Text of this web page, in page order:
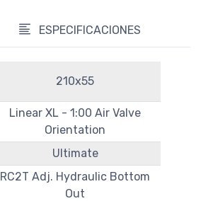
ESPECIFICACIONES
210x55
Linear XL - 1:00 Air Valve
Orientation
Ultimate
RC2T Adj. Hydraulic Bottom
Out